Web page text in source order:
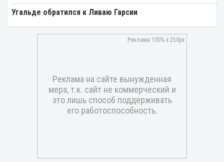
Угальде обратился к Ливаю Гарсии